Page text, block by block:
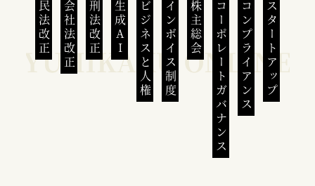
民法改正 会社法改正 刑法改正 生成AI ビジネスと人権インボイス制度 株主総会 コーポレートガバナンスコンプライアンススタートアップ